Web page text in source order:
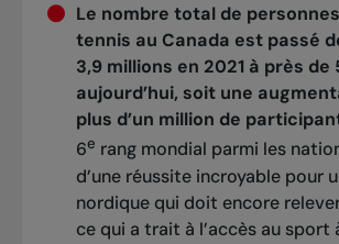
Le nombre total de
tennis au Canada est passé
3,9 millions en 2021 à près de
aujourd’hui, soit une
plus d’un million de
6e rang mondial parmi les
d’une réussite incroyable pour
nordique qui doit encore
ce qui a trait à l’accès au sport